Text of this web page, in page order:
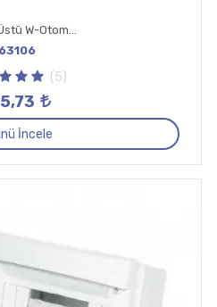
6'lı Sıva Üstü W-Otomat Kutusu
63106
(5)
İncele